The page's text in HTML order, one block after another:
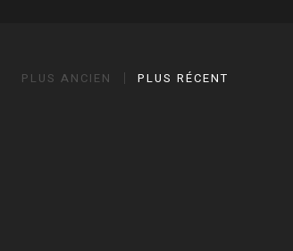
PLUS ANCIEN PLUS RÉCENT